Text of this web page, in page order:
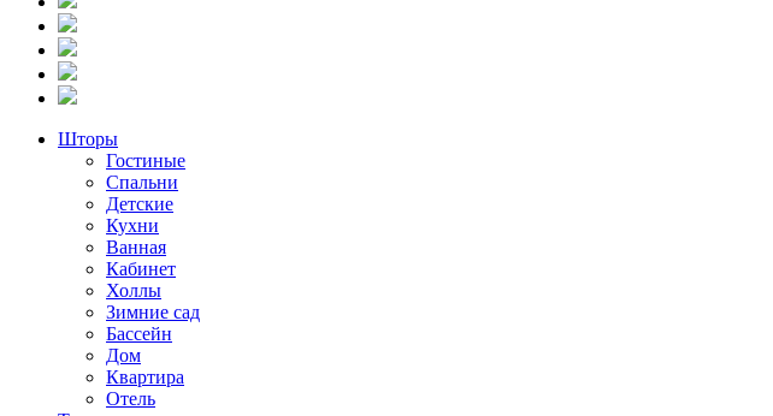
Шторы
Гостиные
Cпальни
Детские
Кухни
Ванная
Кабинет
Холлы
Зимние сад
Бассейн
Дом
Квартира
Отель